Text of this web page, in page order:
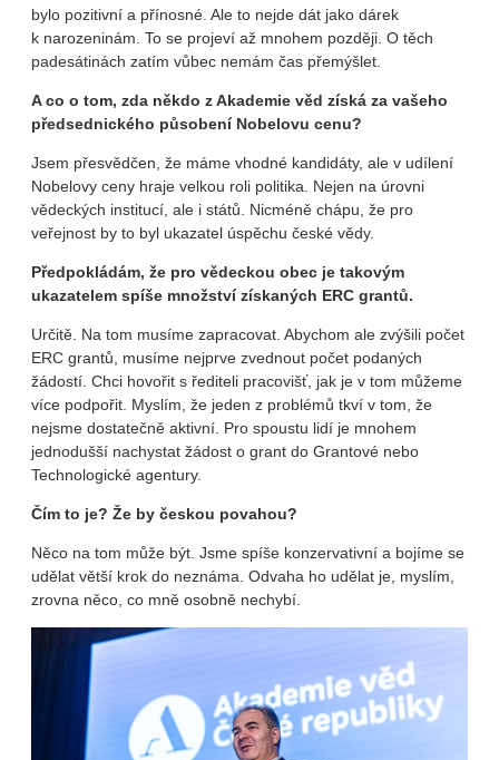
bylo pozitivní a přínosné. Ale to nejde dát jako dárek
k narozeninám. To se projeví až mnohem později. O těch
padesátinách zatím vůbec nemám čas přemýšlet.
A co o tom, zda někdo z Akademie věd získá za vašeho
předsednického působení Nobelovu cenu?
Jsem přesvědčen, že máme vhodné kandidáty, ale v udílení
Nobelovy ceny hraje velkou roli politika. Nejen na úrovni
vědeckých institucí, ale i států. Nicméně chápu, že pro
veřejnost by to byl ukazatel úspěchu české vědy.
Předpokládám, že pro vědeckou obec je takovým
ukazatelem spíše množství získaných ERC grantů.
Určitě. Na tom musíme zapracovat. Abychom ale zvýšili počet
ERC grantů, musíme nejprve zvednout počet podaných
žádostí. Chci hovořit s řediteli pracovišť, jak je v tom můžeme
více podpořit. Myslím, že jeden z problémů tkví v tom, že
nejsme dostatečně aktivní. Pro spoustu lidí je mnohem
jednodušší nachystat žádost o grant do Grantové nebo
Technologické agentury.
Čím to je? Že by českou povahou?
Něco na tom může být. Jsme spíše konzervativní a bojíme se
udělat větší krok do neznáma. Odvaha ho udělat je, myslím,
zrovna něco, co mně osobně nechybí.